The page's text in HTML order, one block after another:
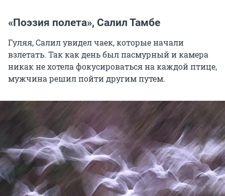
«Поэзия полета», Салил Тамбе
Гуляя, Салил увидел чаек, которые начали
взлетать. Так как день был пасмурный и камера
никак не хотела фокусироваться на каждой птице,
мужчина решил пойти другим путем.